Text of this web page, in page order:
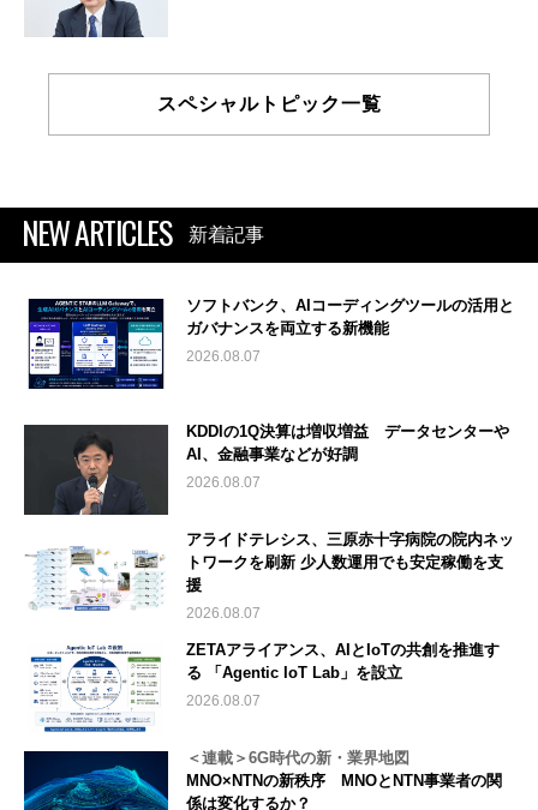
スペシャルトピック一覧
NEW ARTICLES 新着記事
ソフトバンク、AIコーディングツールの活用と
ガバナンスを両立する新機能
2026.08.07
KDDIの1Q決算は増収増益 データセンターや
AI、金融事業などが好調
2026.08.07
アライドテレシス、三原赤十字病院の院内ネッ
トワークを刷新 少人数運用でも安定稼働を支
援
2026.08.07
ZETAアライアンス、AIとIoTの共創を推進す
る 「Agentic IoT Lab」を設立
2026.08.07
＜連載＞6G時代の新・業界地図
MNO×NTNの新秩序 MNOとNTN事業者の関
係は変化するか？